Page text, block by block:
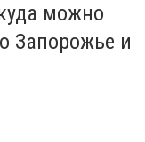
можно
Запорожье и